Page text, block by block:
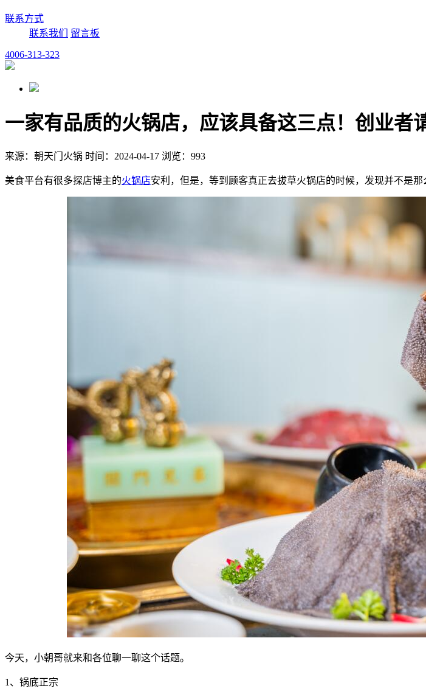
联系方式
联系我们
留言板
4006-313-323
一家有品质的火锅店，应该具备这三点！创业者
来源：朝天门火锅 时间：2024-04-17 浏览：993
美食平台有很多探店博主的火锅店安利，但是，等到顾客真正去拔草火锅店的时候，发现并不是
今天，小朝哥就来和各位聊一聊这个话题。
1、锅底正宗